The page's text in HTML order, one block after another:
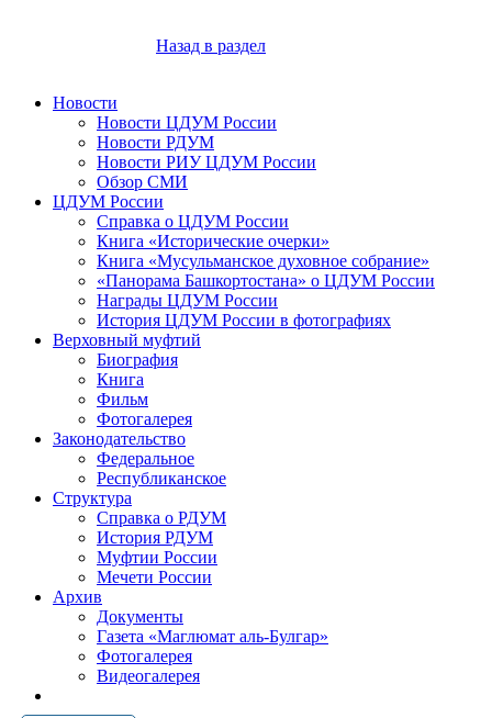
Назад в раздел
Новости
Новости ЦДУМ России
Новости РДУМ
Новости РИУ ЦДУМ России
Обзор СМИ
ЦДУМ России
Справка о ЦДУМ России
Книга «Исторические очерки»
Книга «Мусульманское духовное собрание»
«Панорама Башкортостана» о ЦДУМ России
Награды ЦДУМ России
История ЦДУМ России в фотографиях
Верховный муфтий
Биография
Книга
Фильм
Фотогалерея
Законодательство
Федеральное
Республиканское
Структура
Справка о РДУМ
История РДУМ
Муфтии России
Мечети России
Архив
Документы
Газета «Маглюмат аль-Булгар»
Фотогалерея
Видеогалерея